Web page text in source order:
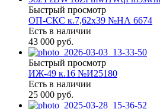
Быстрый просмотр
ОП-СКС к.7,62х39 №НА 6674
Есть в наличии
43 000 руб.
Быстрый просмотр
ИЖ-49 к.16 №И25180
Есть в наличии
25 000 руб.